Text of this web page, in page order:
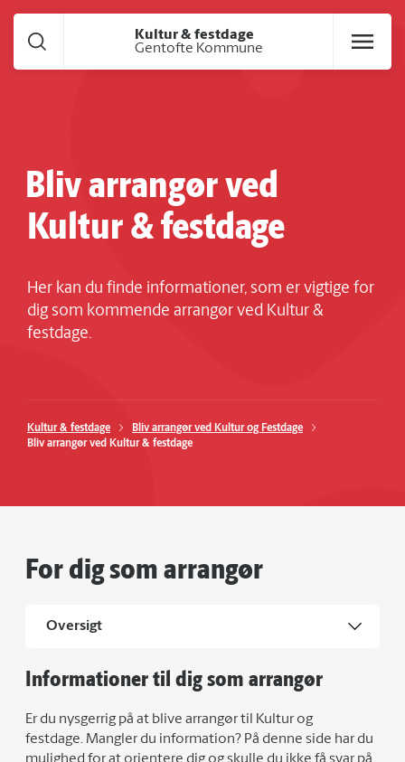
Kultur & festdage
Gentofte Kommune
Bliv arrangør ved
Kultur & festdage
Her kan du finde informationer, som er vigtige for
dig som kommende arrangør ved Kultur &
festdage.
Kultur & festdage
Bliv arrangør ved Kultur og Festdage
Bliv arrangør ved Kultur & festdage
For dig som arrangør
Oversigt
Informationer til dig som arrangør
Er du nysgerrig på at blive arrangør til Kultur og
festdage. Mangler du information? På denne side har du